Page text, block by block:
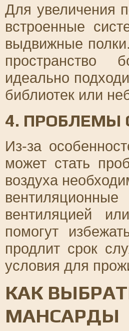
Для увеличения
встроенные
выдвижные
пространство
идеально
библиотек или
4. ПРОБЛЕМЫ
Из-за
может стать
воздуха
вентиляцией
помогут
продлит срок
условия для
КАК
МАНСАРДЫ